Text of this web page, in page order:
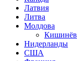
Латвия
Литва
Молдова
Кишинёв
Нидерланды
США